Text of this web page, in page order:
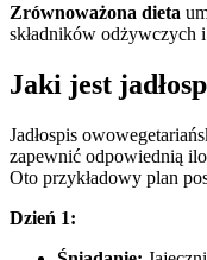
Zrównoważona dieta
składników odżywczych
Jaki jest
Jadłospis
zapewnić odpowiednią
Oto przykładowy plan
Dzień 1: